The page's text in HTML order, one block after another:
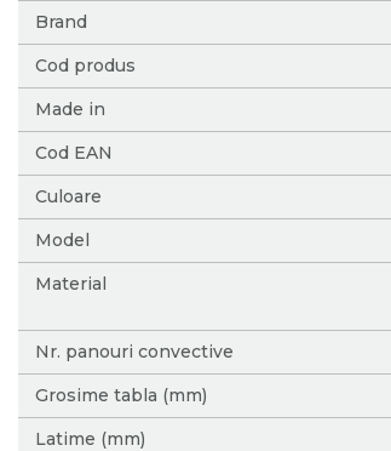
More
Information
Brand
Cod produs
Made in
Cod EAN
Culoare
Model
Material
Nr. panouri convective
Grosime tabla (mm)
Latime (mm)